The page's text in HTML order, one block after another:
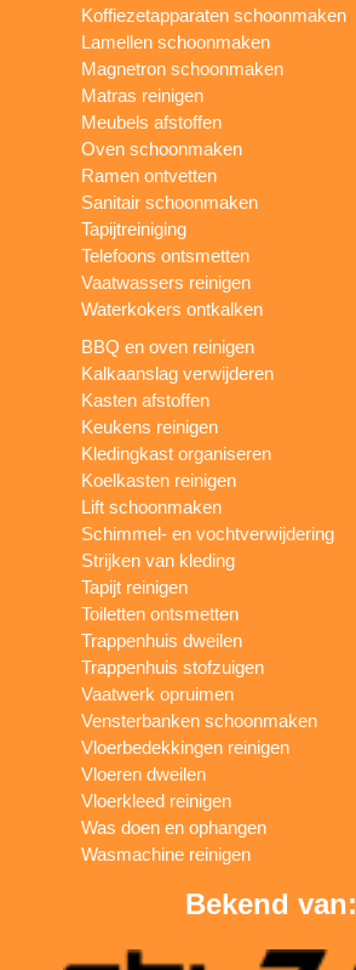
Koffiezetapparaten schoonmaken
Lamellen schoonmaken
Magnetron schoonmaken
Matras reinigen
Meubels afstoffen
Oven schoonmaken
Ramen ontvetten
Sanitair schoonmaken
Tapijtreiniging
Telefoons ontsmetten
Vaatwassers reinigen
Waterkokers ontkalken
BBQ en oven reinigen
Kalkaanslag verwijderen
Kasten afstoffen
Keukens reinigen
Kledingkast organiseren
Koelkasten reinigen
Lift schoonmaken
Schimmel- en vochtverwijdering
Strijken van kleding
Tapijt reinigen
Toiletten ontsmetten
Trappenhuis dweilen
Trappenhuis stofzuigen
Vaatwerk opruimen
Vensterbanken schoonmaken
Vloerbedekkingen reinigen
Vloeren dweilen
Vloerkleed reinigen
Was doen en ophangen
Wasmachine reinigen
Bekend van: